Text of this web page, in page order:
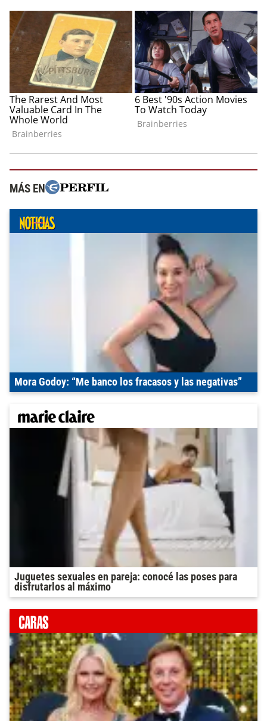
MÁS EN
Mora Godoy: “Me banco los fracasos y las negativas”
Juguetes sexuales en pareja: conocé las poses para
disfrutarlos al máximo